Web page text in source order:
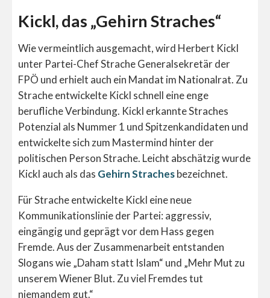
Kickl, das „Gehirn Straches“
Wie vermeintlich ausgemacht, wird Herbert Kickl
unter Partei-Chef Strache Generalsekretär der
FPÖ und erhielt auch ein Mandat im Nationalrat. Zu
Strache entwickelte Kickl schnell eine enge
berufliche Verbindung. Kickl erkannte Straches
Potenzial als Nummer 1 und Spitzenkandidaten und
entwickelte sich zum Mastermind hinter der
politischen Person Strache. Leicht abschätzig wurde
Kickl auch als das Gehirn Strachesbezeichnet.
Für Strache entwickelte Kickl eine neue
Kommunikationslinie der Partei: aggressiv,
eingängig und geprägt vor dem Hass gegen
Fremde. Aus der Zusammenarbeit entstanden
Slogans wie „Daham statt Islam“ und „Mehr Mut zu
unserem Wiener Blut. Zu viel Fremdes tut
niemandem gut.“